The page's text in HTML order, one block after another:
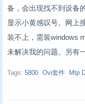
备，会出现找不到设备
显示小黄感叹号。网上
装不上，需装windows
未解决我的问题。另有
Tags: 5800 Ovi套件 Mtp